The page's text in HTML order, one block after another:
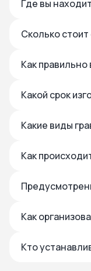
Где вы
Сколько
Как
Какой срок
Какие виды
Как
Как
Кто